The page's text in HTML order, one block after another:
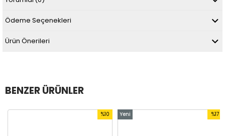
Ödeme Seçenekleri
Ürün Önerileri
BENZER ÜRÜNLER
%10
%17
Yeni